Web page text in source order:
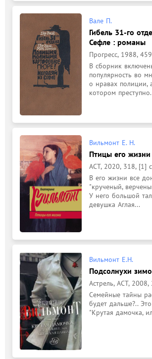
Вале П.
Гибель 31-го
Сефле : романы
Прогресс, 1988,
В сборник
популярность во
о нравах полиции,
котором
Вильмонт Е. Н.
Птицы его
АСТ, 2020, 318, [1]
В его жизни все
"крученый,
У него большой
девушка Аглая...
Вильмонт Е.Н.
Подсолнухи
Астрель, АСТ, 2008,
Семейные тайны
будет дальше?..
"Крутая дамочка,